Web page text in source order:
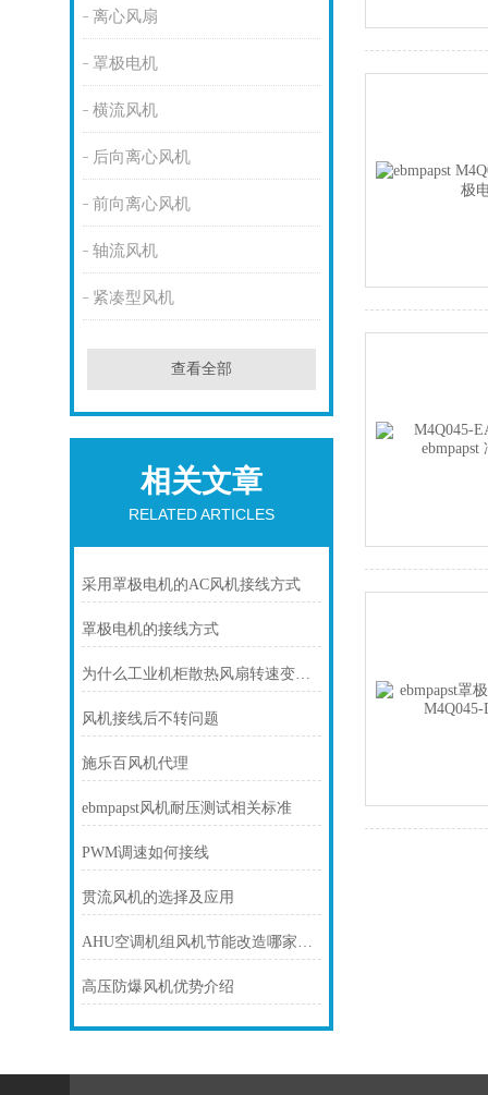
离心风扇
罩极电机
横流风机
后向离心风机
前向离心风机
轴流风机
紧凑型风机
查看全部
相关文章
RELATED ARTICLES
采用罩极电机的AC风机接线方式
罩极电机的接线方式
为什么工业机柜散热风扇转速变的越来越慢？
风机接线后不转问题
施乐百风机代理
ebmpapst风机耐压测试相关标准
PWM调速如何接线
贯流风机的选择及应用
AHU空调机组风机节能改造哪家有优势
高压防爆风机优势介绍